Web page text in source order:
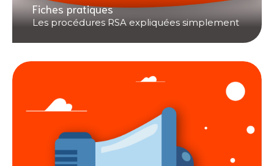
Fiches pratiques
Les procédures RSA expliquées simplement